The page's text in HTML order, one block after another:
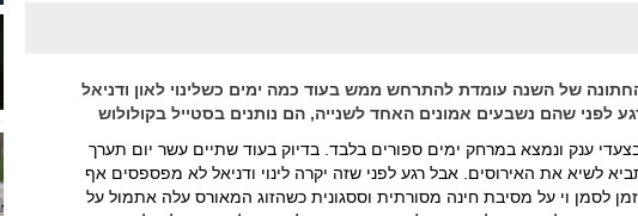
של השנה עומדת להתרחש ממש בעוד כמה ימים כשלינוי לאון ודניאל
לפני שהם נשבעים אמונים האחד לשנייה, הם נותנים בסטייל בקולולוש
ענק ונמצא במרחק ימים ספורים בלבד. בדיוק בעוד שתיים עשר יום תערך
לשיא את האירוסים. אבל רגע לפני שזה יקרה לינוי ודניאל לא מפספסים אף
לסמן וי על מסיבת חינה מסורתית וססגונית כשהזוג המאורס עלה אתמול על